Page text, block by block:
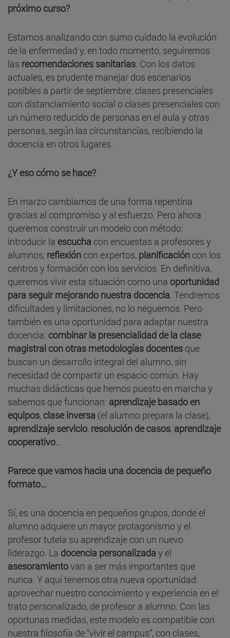
próximo curso?
Estamos analizando con sumo cuidado la evolución
de la enfermedad y, en todo momento, seguiremos
las recomendaciones sanitarias. Con los datos
actuales, es prudente manejar dos escenarios
posibles a partir de septiembre: clases presenciales
con distanciamiento social o clases presenciales con
un número reducido de personas en el aula y otras
personas, según las circunstancias, recibiendo la
docencia en otros lugares.
¿Y eso cómo se hace?
En marzo cambiamos de una forma repentina
gracias al compromiso y al esfuerzo. Pero ahora
queremos construir un modelo con método:
introducir la escucha con encuestas a profesores y
alumnos, reflexión con expertos, planificación con los
centros y formación con los servicios. En definitiva,
queremos vivir esta situación como una oportunidad
para seguir mejorando nuestra docencia. Tendremos
dificultades y limitaciones, no lo neguemos. Pero
también es una oportunidad para adaptar nuestra
docencia: combinar la presencialidad de la clase
magistral con otras metodologías docentes que
buscan un desarrollo integral del alumno, sin
necesidad de compartir un espacio común. Hay
muchas didácticas que hemos puesto en marcha y
sabemos que funcionan: aprendizaje basado en
equipos, clase inversa (el alumno prepara la clase),
aprendizaje servicio, resolución de casos, aprendizaje
cooperativo…
Parece que vamos hacia una docencia de pequeño
formato…
Sí, es una docencia en pequeños grupos, donde el
alumno adquiere un mayor protagonismo y el
profesor tutela su aprendizaje con un nuevo
liderazgo. La docencia personalizada y el
asesoramientovan a ser más importantes que
nunca. Y aquí tenemos otra nueva oportunidad:
aprovechar nuestro conocimiento y experiencia en el
trato personalizado, de profesor a alumno. Con las
oportunas medidas, este modelo es compatible con
nuestra filosofía de “vivir el campus”, con clases,